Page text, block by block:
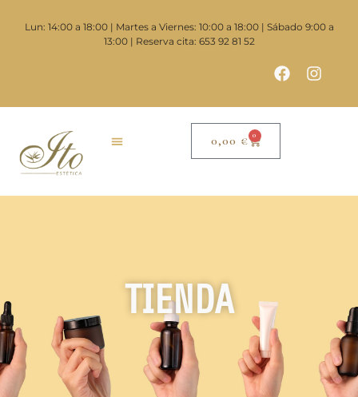
Lun: 14:00 a 18:00 | Martes a Viernes: 10:00 a 18:00 | Sábado 9:00 a
13:00 | Reserva cita: 653 92 81 52
0,00 € 0
TIENDA